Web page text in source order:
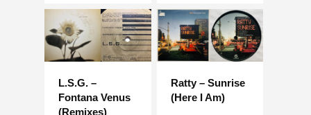
L.S.G. –
Fontana Venus
(Remixes)
Ratty – Sunrise
(Here I Am)